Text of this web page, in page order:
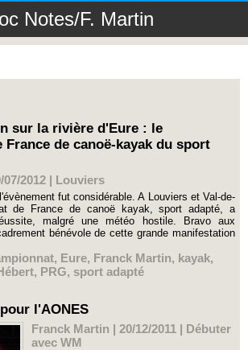
Notes/F. Martin
sur la rivière d'Eure : le
France de canoë-kayak du sport
2012 | Louviers
fut considérable. A Louviers et Val-de-
de France de canoë kayak, sport adapté, a
malgré une météo hostile. Bravo aux
bénévole de cette grande manifestation
, Eure, Franck Martin, kayak,
, PRG, sport adapté
l'AONES
Franck Martin | 20/12/2011 | Débuter
avec WM